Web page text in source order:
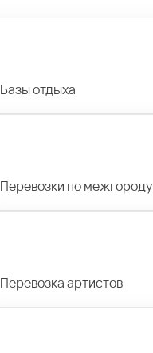
Базы отдыха
Перевозки по межгороду
Перевозка артистов